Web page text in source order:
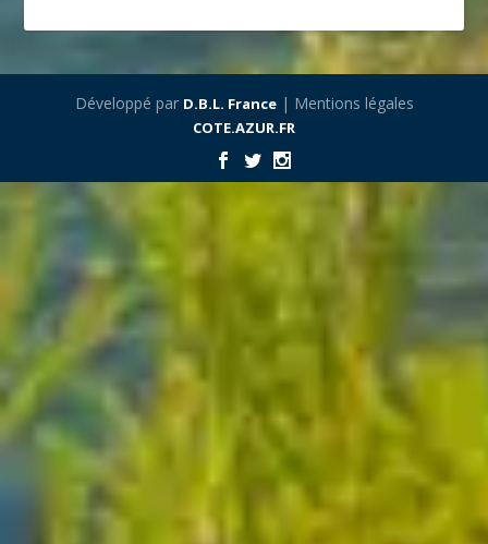
Développé par D.B.L. France| Mentions légales
COTE.AZUR.FR